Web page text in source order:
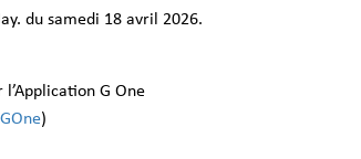
du samedi 18 avril 2026.
l’Application G One
)